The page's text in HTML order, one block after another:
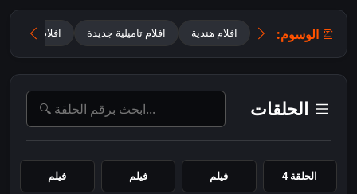
الوسوم: افلام هندية افلام تاميلية جديدة افلام تاميلية
الحلقات
الحلقة 4 فيلم فيلم فيلم